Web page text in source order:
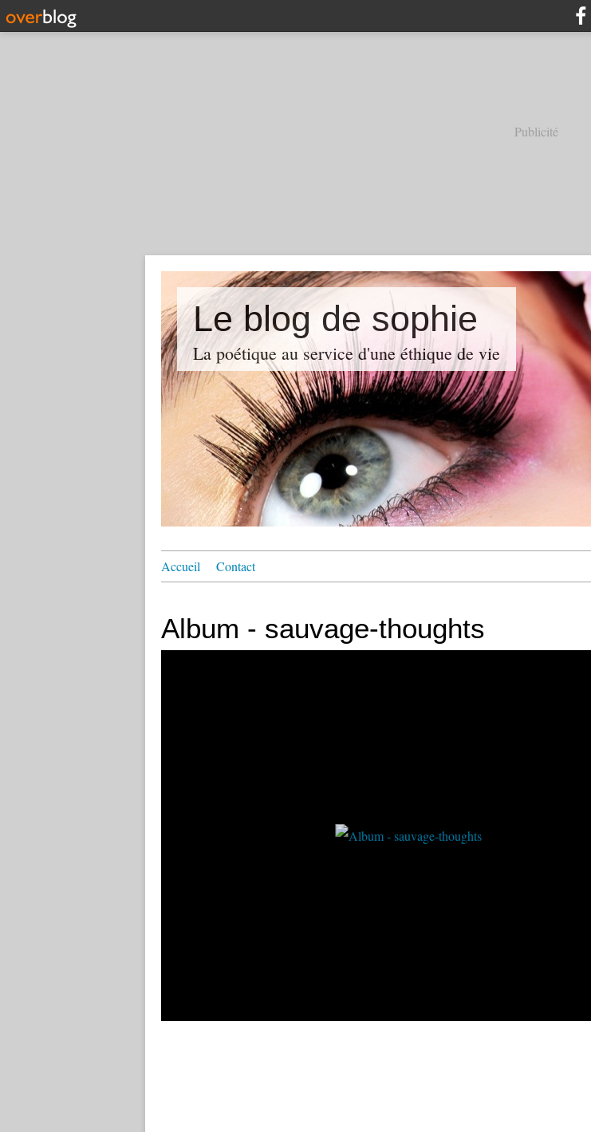
Publicité
Le blog de sophie
La poétique au service d'une éthique de vie
Accueil Contact
Album - sauvage-thoughts